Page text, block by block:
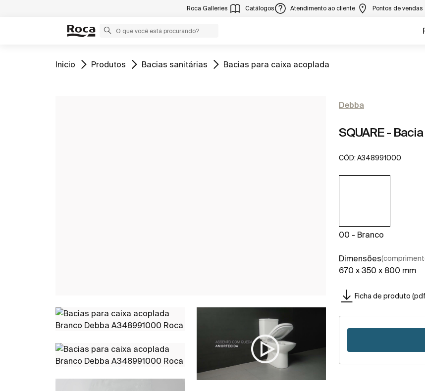
Roca Galleries Catálogos Atendimento ao cliente Pontos de vendas
Ir para
Inicio Ir para
Produtos Ir para
Bacias sanitárias Ir para
Bacias para caixa acoplada
Debba
SQUARE -
CÓD: A348991000
00 - Branco
Dimensões
670 x 350 x 800 mm
Ficha de produto